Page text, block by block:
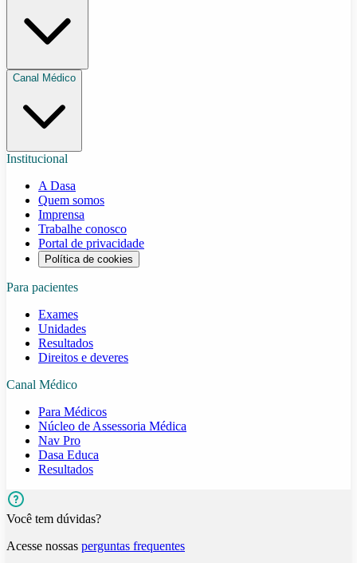
Canal Médico
Institucional
A Dasa
Quem somos
Imprensa
Trabalhe conosco
Portal de privacidade
Política de cookies
Para pacientes
Exames
Unidades
Resultados
Direitos e deveres
Canal Médico
Para Médicos
Núcleo de Assessoria Médica
Nav Pro
Dasa Educa
Resultados
Você tem dúvidas?
Acesse nossas perguntas frequentes